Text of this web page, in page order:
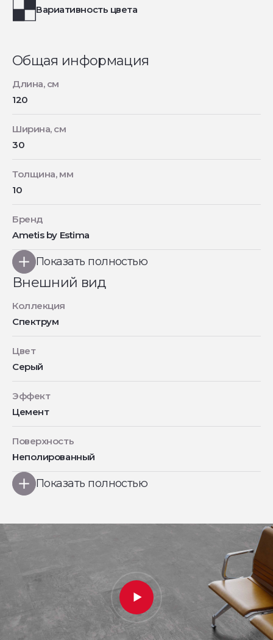
Вариативность цвета
Общая информация
Длина, см
120
Ширина, см
30
Толщина, мм
10
Бренд
Ametis by Estima
Показать полностью
Внешний вид
Коллекция
Спектрум
Цвет
Серый
Эффект
Цемент
Поверхность
Неполированный
Показать полностью